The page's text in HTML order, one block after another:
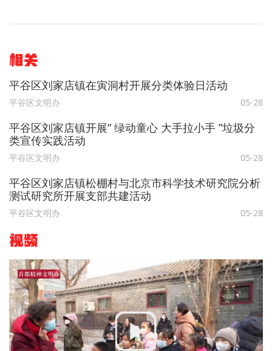
相关
平谷区刘家店镇在寅洞村开展分类体验日活动
平谷区文明办 05-28
平谷区刘家店镇开展“ 绿动童心 大手拉小手 ”垃圾分
类宣传实践活动
平谷区文明办 05-28
平谷区刘家店镇松棚村与北京市科学技术研究院分析
测试研究所开展支部共建活动
平谷区文明办 05-28
视频